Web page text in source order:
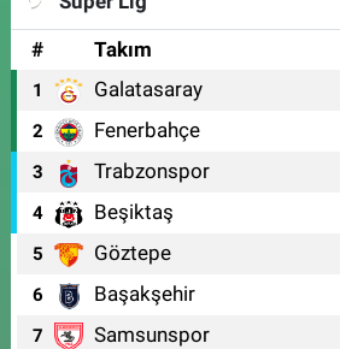
#
Takım
1 Galatasaray
2 Fenerbahçe
3 Trabzonspor
4 Beşiktaş
5 Göztepe
6 Başakşehir
7 Samsunspor